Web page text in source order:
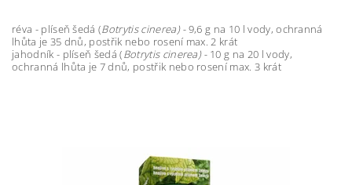
réva - plíseň šedá (Botrytis cinerea) -9,6 g na 10 l vody, ochranná
lhůta je 35 dnů, postřik nebo rosení max. 2 krát
jahodník - plíseň šedá (Botrytis cinerea) - 10 g na 20 l vody,
ochranná lhůta je 7 dnů, postřik nebo rosení max. 3 krát